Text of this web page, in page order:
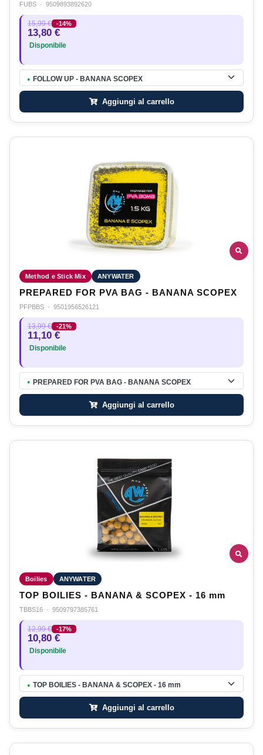
FUBS · 9509893892620
15,99 € -14%
13,80 €
Disponibile
● FOLLOW UP - BANANA SCOPEX
Aggiungi al carrello
Method e Stick Mix ANYWATER
PREPARED FOR PVA BAG - BANANA SCOPEX
PFPBBS · 9501956526121
13,99 € -21%
11,10 €
Disponibile
● PREPARED FOR PVA BAG - BANANA SCOPEX
Aggiungi al carrello
Boilies ANYWATER
TOP BOILIES - BANANA & SCOPEX - 16 mm
TBBS16 · 9509797385761
12,99 € -17%
10,80 €
Disponibile
● TOP BOILIES - BANANA & SCOPEX - 16 mm
Aggiungi al carrello